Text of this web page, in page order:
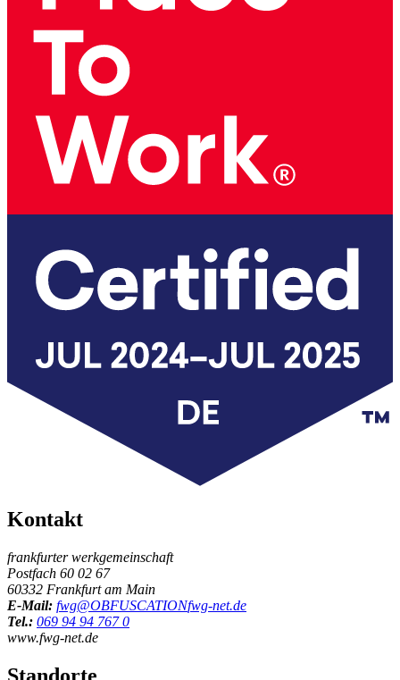
Kontakt
frankfurter werkgemeinschaft
Postfach 60 02 67
60332 Frankfurt am Main
E-Mail: fwg@OBFUSCATIONfwg-net.de
Tel.: 069 94 94 767 0
www.fwg-net.de
Standorte